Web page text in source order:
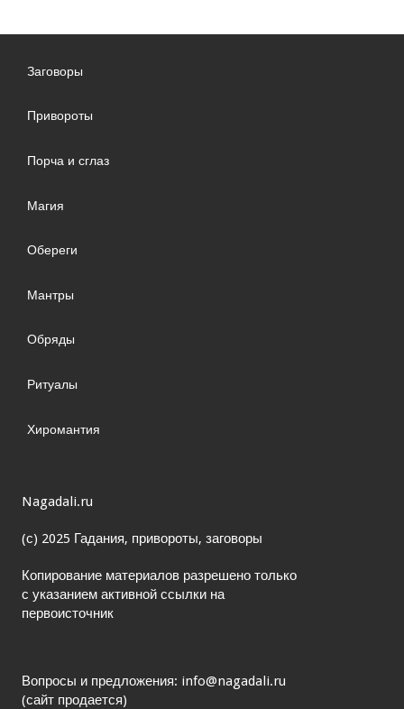
Заговоры
Привороты
Порча и сглаз
Магия
Обереги
Мантры
Обряды
Ритуалы
Хиромантия
Nagadali.ru
(с) 2025 Гадания, привороты, заговоры
Копирование материалов разрешено только
с указанием активной ссылки на
первоисточник
Вопросы и предложения: info@nagadali.ru
(сайт продается)